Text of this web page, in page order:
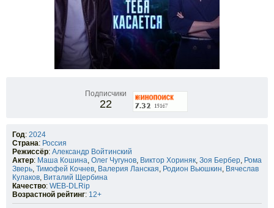
Подписчики
22
Год: 2024
Страна: Россия
Режиссёр: Александр Войтинский
Актер: Маша Кошина, Олег Чугунов, Виктор Хориняк, Зоя Бербер, Рома
Зверь, Тимофей Кочнев, Валерия Ланская, Родион Вьюшкин, Вячеслав
Кулаков, Виталий Щербина
Качество: WEB-DLRip
Возрастной рейтинг: 12+